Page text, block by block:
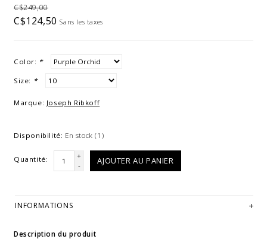
C$249,00
C$124,50Sans les taxes
Color: *
Size: *
Marque: Joseph Ribkoff
Disponibilité: En stock(1)
Quantité:
+
-
AJOUTER AU PANIER
INFORMATIONS
Description du produit